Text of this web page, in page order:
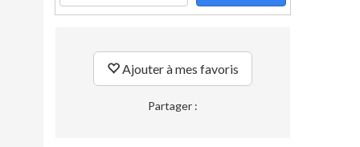
Ajouter à mes favoris
Partager :